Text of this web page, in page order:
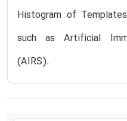
Histogram of
such as Artificial
(AIRS).